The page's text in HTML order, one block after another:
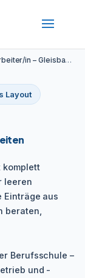
in – Gleisbauarbeiten
Layout
komplett
leeren
Einträge aus
beraten,
Berufsschule –
und -